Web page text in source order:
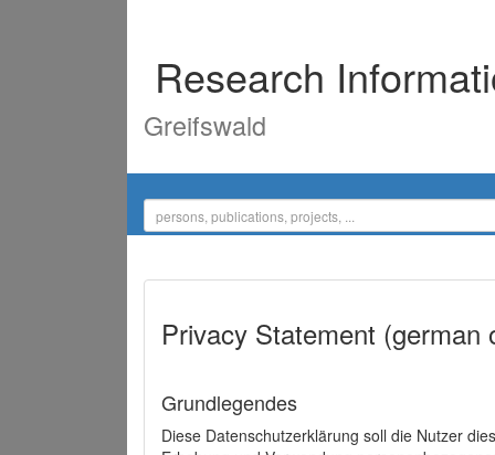
Research
Greifswald
Privacy Statement (german
Grundlegendes
Diese Datenschutzerklärung soll die Nutzer